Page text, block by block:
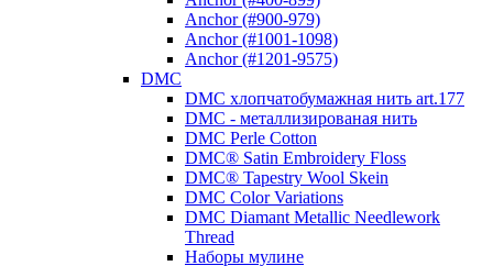
Anchor (#900-979)
Anchor (#1001-1098)
Anchor (#1201-9575)
DMC
DMC хлопчатобумажная нить art.177
DMC - металлизированая нить
DMC Perle Cotton
DMC® Satin Embroidery Floss
DMC® Tapestry Wool Skein
DMC Color Variations
DMC Diamant Metallic Needlework
Thread
Наборы мулине